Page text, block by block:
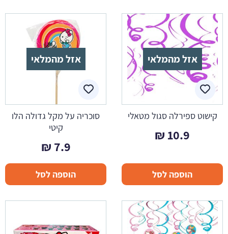
אזל מהמלאי
קישוט ספירלה סגול מטאלי
10.9
₪
הוספה לסל
אזל מהמלאי
סוכריה על מקל גדולה הלו
קיטי
7.9
₪
הוספה לסל